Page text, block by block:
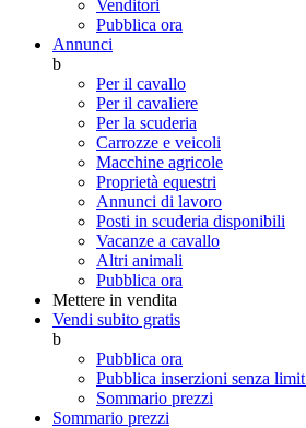
Venditori
Pubblica ora
Annunci
b
Per il cavallo
Per il cavaliere
Per la scuderia
Carrozze e veicoli
Macchine agricole
Proprietà equestri
Annunci di lavoro
Posti in scuderia disponibili
Vacanze a cavallo
Altri animali
Pubblica ora
Mettere in vendita
Vendi subito gratis
b
Pubblica ora
Pubblica inserzioni senza limit
Sommario prezzi
Sommario prezzi